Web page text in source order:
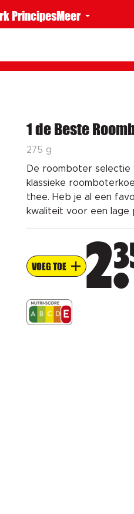
PrincipesMeer
1 de Beste
275 g
De roomboter selectie
klassieke
thee. Heb je al een
kwaliteit voor een lage
VOEG TOE 2